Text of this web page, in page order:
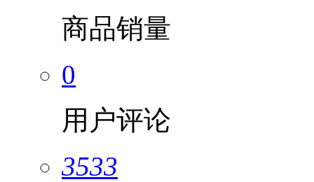
商品销量
0
用户评论
3533